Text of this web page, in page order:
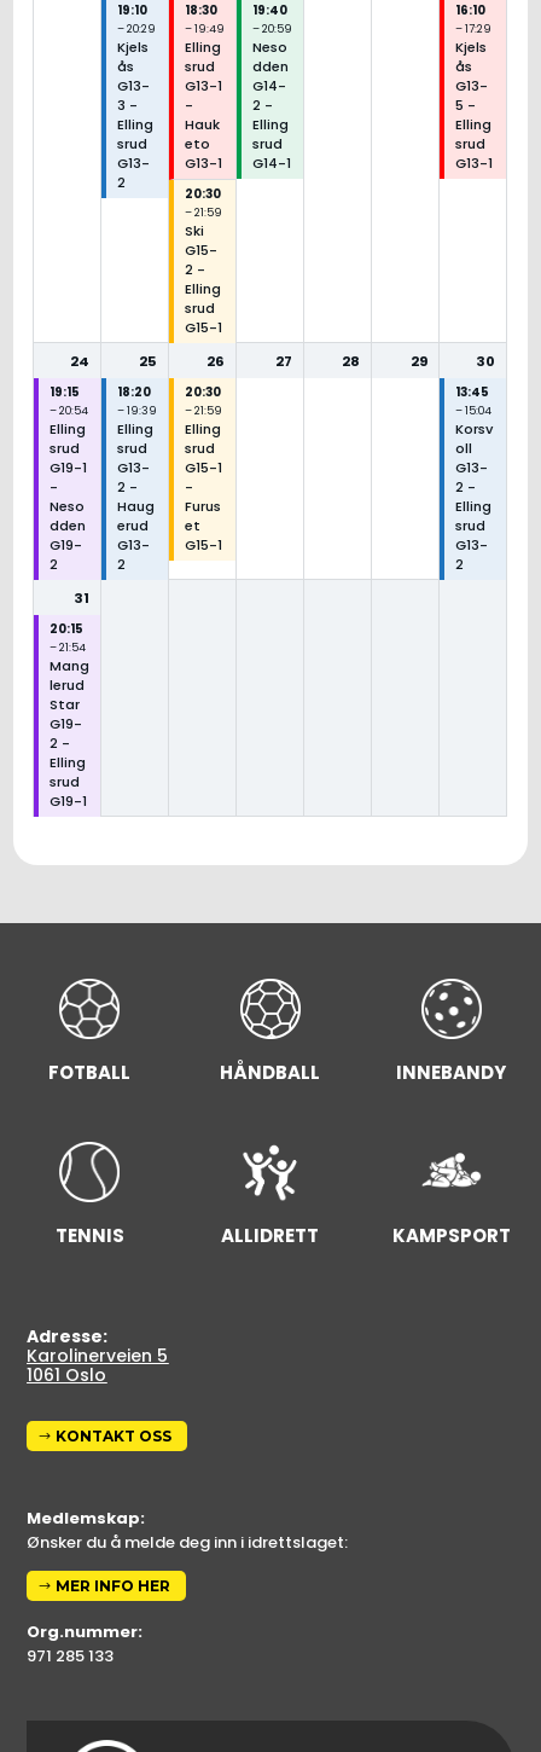
19:10
– 20:29
Kjels
ås
G13-
3 -
Elling
srud
G13-
2
18:30
– 19:49
Elling
srud
G13-1
-
Hauk
eto
G13-1
20:30
– 21:59
Ski
G15-
2 -
Elling
srud
G15-1
19:40
– 20:59
Neso
dden
G14-
2 -
Elling
srud
G14-1
16:10
– 17:29
Kjels
ås
G13-
5 -
Elling
srud
G13-1
24
19:15
– 20:54
Elling
srud
G19-1
-
Neso
dden
G19-
2
25
18:20
– 19:39
Elling
srud
G13-
2 -
Haug
erud
G13-
2
26
20:30
– 21:59
Elling
srud
G15-1
-
Furus
et
G15-1
27 28 29 30
13:45
– 15:04
Korsv
oll
G13-
2 -
Elling
srud
G13-
2
31
20:15
– 21:54
Mang
lerud
Star
G19-
2 -
Elling
srud
G19-1
FOTBALL HÅNDBALL INNEBANDY
TENNIS ALLIDRETT KAMPSPORT
Adresse:
Karolinerveien 5
1061 Oslo
KONTAKT OSS
Medlemskap:
Ønsker du å melde deg inn i idrettslaget:
MER INFO HER
Org.nummer:
971 285 133